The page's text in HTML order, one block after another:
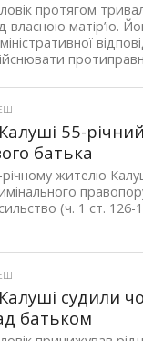
протягом
власною матір’ю.
протиправні
55-
батька
річному жителю
(ч. 1 ст. 126-
судили
батьком